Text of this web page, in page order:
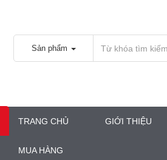
Sản phẩm
TRANG CHỦ GIỚI THIỆU
MUA HÀNG